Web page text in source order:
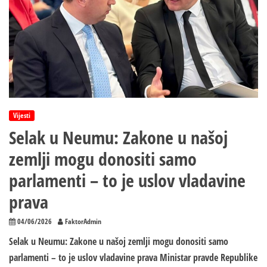
Vijesti
Selak u Neumu: Zakone u našoj
zemlji mogu donositi samo
parlamenti – to je uslov vladavine
prava
04/06/2026 FaktorAdmin
Selak u Neumu: Zakone u našoj zemlji mogu donositi samo
parlamenti – to je uslov vladavine prava Ministar pravde Republike